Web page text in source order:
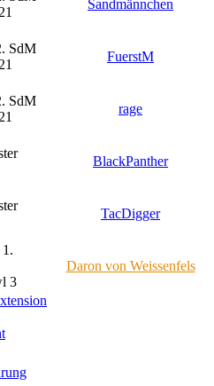
Sandmännchen
SdM
FuerstM
SdM
rage
BlackPanther
TacDigger
3
Daron von Weissenfels